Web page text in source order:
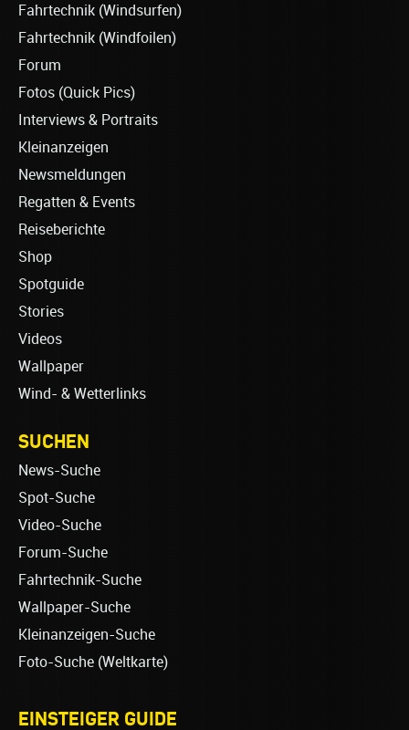
Fahrtechnik (Windsurfen)
Fahrtechnik (Windfoilen)
Forum
Fotos (Quick Pics)
Interviews & Portraits
Kleinanzeigen
Newsmeldungen
Regatten & Events
Reiseberichte
Shop
Spotguide
Stories
Videos
Wallpaper
Wind- & Wetterlinks
SUCHEN
News-Suche
Spot-Suche
Video-Suche
Forum-Suche
Fahrtechnik-Suche
Wallpaper-Suche
Kleinanzeigen-Suche
Foto-Suche (Weltkarte)
EINSTEIGER GUIDE